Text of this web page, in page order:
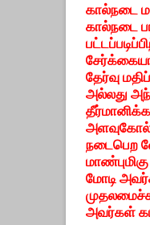
கால்நடை
கால்நடை
தேர்வு
அல்லது
நடைபெற
மோடி
அவர்கள்